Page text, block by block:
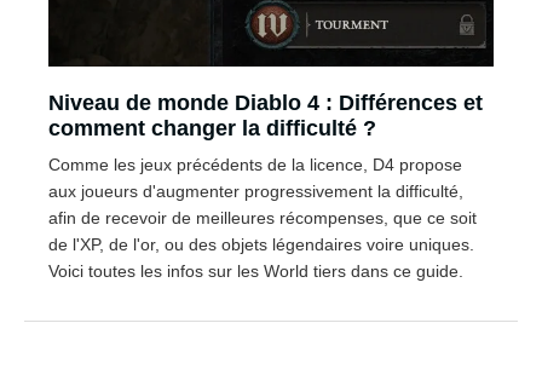
Niveau de monde Diablo 4 : Différences et
comment changer la difficulté ?
Comme les jeux précédents de la licence, D4 propose
aux joueurs d'augmenter progressivement la difficulté,
afin de recevoir de meilleures récompenses, que ce soit
de l'XP, de l'or, ou des objets légendaires voire uniques.
Voici toutes les infos sur les World tiers dans ce guide.